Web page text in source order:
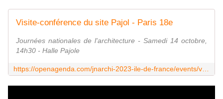
Visite-conférence du site Pajol - Paris 18e
Journées nationales de l'architecture - Samedi 14 octobre,
14h30 - Halle Pajole